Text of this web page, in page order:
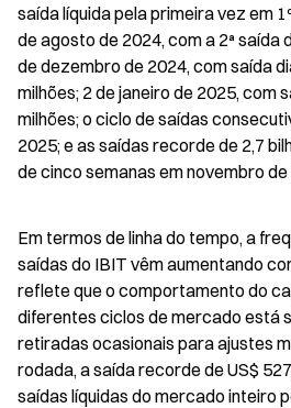
saída líquida pela primeira vez em
de agosto de 2024, com a 2ª saída
de dezembro de 2024, com saída
milhões; 2 de janeiro de 2025, com
milhões; o ciclo de saídas
2025; e as saídas recorde de 2,7
de cinco semanas em novembro
Em termos de linha do tempo, a
saídas do IBIT vêm aumentando
reflete que o comportamento do
diferentes ciclos de mercado está
retiradas ocasionais para ajustes
rodada, a saída recorde de US$
saídas líquidas do mercado inteiro